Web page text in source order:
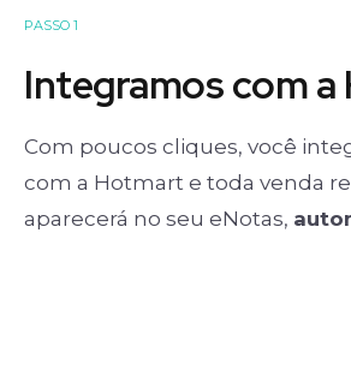
PASSO 1
Integramos com
Com poucos cliques, você
com a Hotmart e toda venda
aparecerá no seu eNotas,